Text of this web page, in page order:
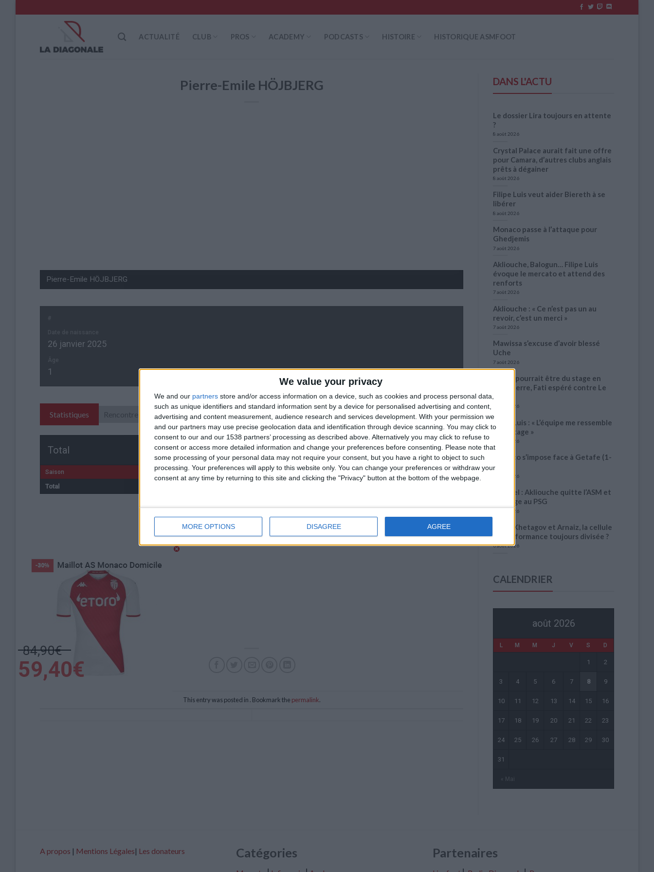
We value your privacy
We and our partners store and/or access information on a device, such as cookies and process personal data,
such as unique identifiers and standard information sent by a device for personalised advertising and content,
advertising and content measurement, audience research and services development. With your permission we
and our partners may use precise geolocation data and identification through device scanning. You may click to
consent to our and our 1538 partners’ processing as described above. Alternatively you may click to refuse to
consent or access more detailed information and change your preferences before consenting.
Please note that
some processing of your personal data may not require your consent, but you have a right to object to such
processing. Your preferences will apply to this website only. You can change your preferences or withdraw your
consent at any time by returning to this site and clicking the "Privacy" button at the bottom of the webpage.
MORE OPTIONS DISAGREE AGREE
to
ACTUALITÉ CLUB PROS ACADEMY PODCASTS HISTOIRE HISTORIQUE ASMFOOT
Pierre-Emile HÖJBJERG
26 janvier 2025
1
Statistiques Rencontres
Total
Saison
Total
This entry was posted in . Bookmark the permalink.
DANS L'ACTU
Le dossier Lira toujours en attente
?
8 août 2026
Crystal Palace aurait fait une offre
pour Camara, d’autres clubs anglais
prêts à dégainer
8 août 2026
Filipe Luis veut aider Biereth à se
libérer
8 août 2026
Monaco passe à l’attaque pour
Ghedjemis
7 août 2026
Akliouche, Balogun… Filipe Luis
évoque le mercato et attend des
renforts
7 août 2026
Akliouche : « Ce n’est pas un au
revoir, c’est un merci »
7 août 2026
Mawissa s’excuse d’avoir blessé
Uche
7 août 2026
Pogba pourrait être du stage en
Angleterre, Fati espéré contre Le
Havre
6 août 2026
Filipe Luis : « L’équipe me ressemble
davantage »
6 août 2026
Monaco s’impose face à Getafe (1-
0)
6 août 2026
Officiel : Akliouche quitte l’ASM et
s’engage au PSG
6 août 2026
Entre Khetagov et Arnaiz, la cellule
de performance toujours divisée ?
6 août 2026
CALENDRIER
août 2026
L M M J V S D
« Mai
1 2
3 4 5 6 7 8 9
10 11 12 13 14 15 16
17 18 19 20 21 22 23
24 25 26 27 28 29 30
31
A propos | Mentions Légales| Les donateurs Catégories Partenaires